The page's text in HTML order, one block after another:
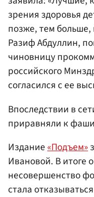
зрения здоровья
позже, тем больше,
Разиф Абдуллин,
чиновницу
российского
согласился с ее
Впоследствии в
приравняли к
Издание«Подъем»
Ивановой. В итоге
несовершенство
стала